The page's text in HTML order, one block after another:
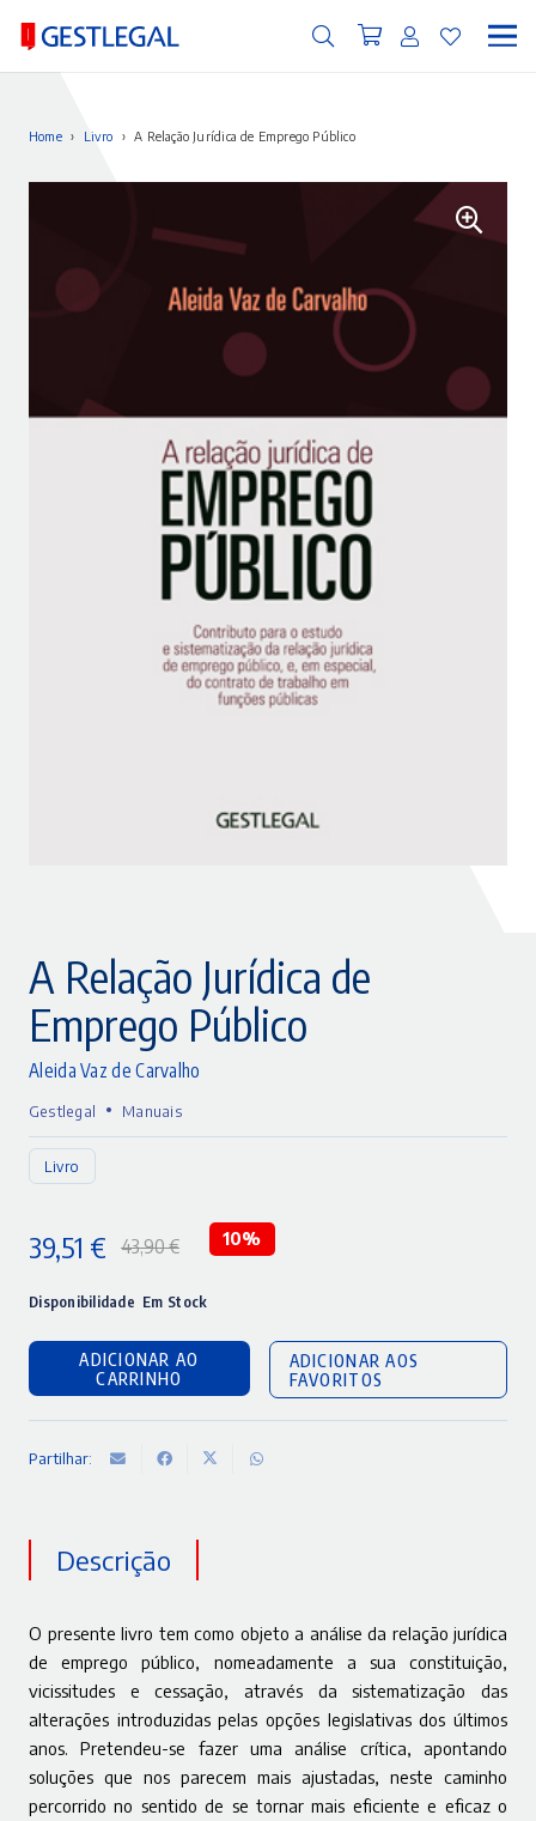
Home › Livro › A Relação Jurídica de Emprego Público
A Relação Jurídica de
Emprego Público
Aleida Vaz de Carvalho
Gestlegal • Manuais
Livro
43,90€
preço
original
era:
43,90 €.
39,51 €
preço
atual
é:
39,51 €.
10%
Disponibilidade Em Stock
ADICIONAR AO
CARRINHO
ADICIONAR AOS
FAVORITOS
Partilhar:
Descrição
O presente livro tem como objeto a análise da relação jurídica
de emprego público, nomeadamente a sua constituição,
vicissitudes e cessação, através da sistematização das
alterações introduzidas pelas opções legislativas dos últimos
anos. Pretendeu-se fazer uma análise crítica, apontando
soluções que nos parecem mais ajustadas, neste caminho
percorrido no sentido de se tornar mais eficiente e eficaz o